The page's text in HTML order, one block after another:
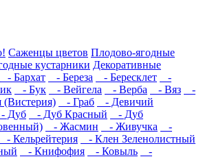
Саженцы цветов Плодово-ягодные
кустарники Декоративные
- Бархат - Береза - Бересклет
-
- Бук - Вейгела - Верба - Вяз
-
- Граб
- Девичий
Дуб - Дуб Красный
- Дуб
- Жасмин - Живучка
-
- Кельрейтерия
- Клен Зеленолистный
- Книфофия - Ковыль
-